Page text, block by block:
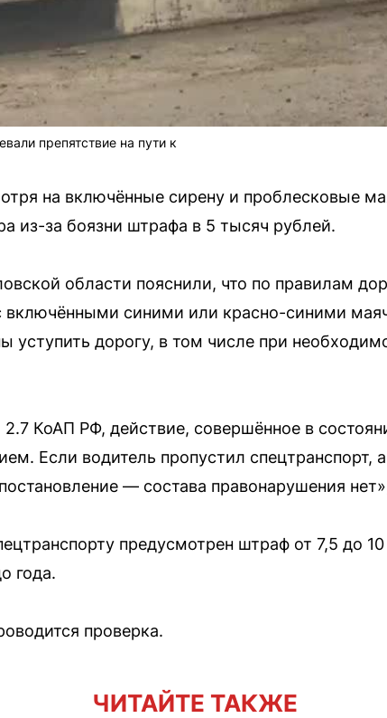
препятствие на пути к
на включённые сирену и проблесковые
из-за боязни штрафа в 5 тысяч рублей.
области пояснили, что по правилам
синими или красно-синими
уступить дорогу, в том числе при
2.7 КоАП РФ, действие, совершённое в
Если водитель пропустил
— состава правонарушения
предусмотрен штраф от 7,5 до
года.
проверка.
ЧИТАЙТЕ ТАКЖЕ